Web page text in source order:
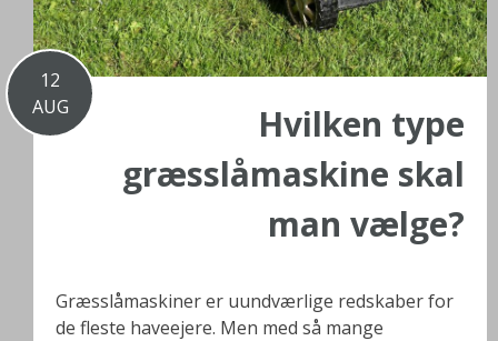
12
AUG
Hvilken type
græsslåmaskine skal
man vælge?
Græsslåmaskiner er uundværlige redskaber for
de fleste haveejere. Men med så mange